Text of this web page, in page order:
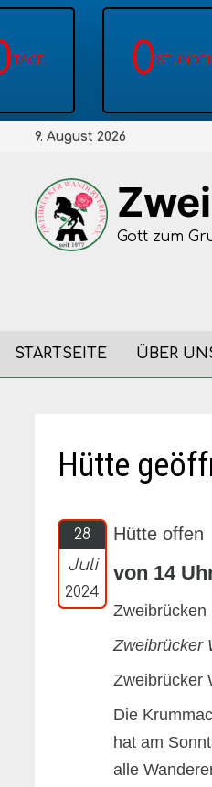
TAGE 0
Zum
springen
9. August 2026
Gott zum
STARTSEITE ÜBER
Hütte
28
Juli
2024
Hütte offen
von 14
Zweibrücken
Zweibrücker
Zweibrücker
Die
hat am
alle